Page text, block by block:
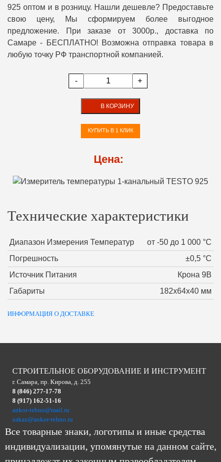
925 оптом и в розницу. Нашли дешевле? Предоставьте
свою цену, Мы сформируем более выгодное
предложение. При заказе от 3000р., доставка по
Самаре - БЕСПЛАТНО! Возможна отправка товара в
любую точку РФ транспортной компанией.
- +
В КОРЗИНУ
КУПИТЬ В 1 КЛИК
Цена:
Технические характеристики
Диапазон Измерения Температур
от -50 до 1 000 °С
Погрешность
±0,5 °С
Источник Питания
Крона 9В
Габариты
182х64х40 мм
ИНФОРМАЦИЯ О ДОСТАВКЕ
СТРОИТЕЛЬНОЕ ОБОРУДОВАНИЕ И ИНСТРУМЕНТ
г. Самара, пр. Кирова, д. 255
8 (846) 277-17-78
8 (917) 162-51-16
ankor-tehno@mail.ru
zakaz@ankor-tehno.ru
Все товарные знаки, логотипы и иные средства
индивидуализации, упомянутые на данном сайте,